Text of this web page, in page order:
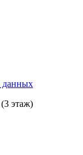
данных
этаж)